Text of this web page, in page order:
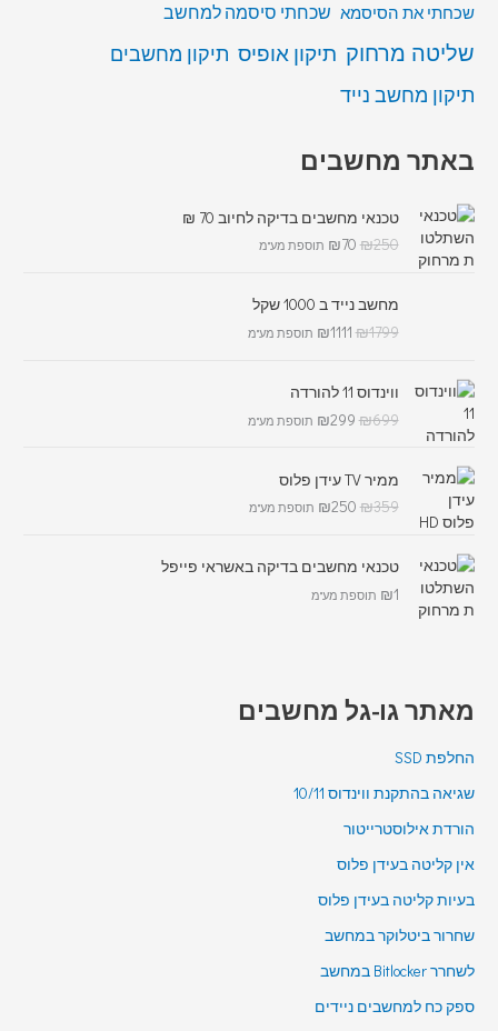
שכחתי את הסיסמא שכחתי סיסמה למחשב
שליטה מרחוק תיקון אופיס תיקון מחשבים
תיקון מחשב נייד
באתר מחשבים
טכנאי מחשבים בדיקה לחיוב 70 ₪
₪250
₪70 תוספת מע"מ
מחשב נייד ב 1000 שקל
₪1799
₪1111 תוספת מע"מ
ווינדוס 11 להורדה
₪699
₪299 תוספת מע"מ
ממיר TV עידן פלוס
₪359
₪250 תוספת מע"מ
טכנאי מחשבים בדיקה באשראי פייפל
₪1 תוספת מע"מ
מאתר גו-גל מחשבים
החלפת SSD
שגיאה בהתקנת ווינדוס 10/11
הורדת אילוסטרייטור
אין קליטה בעידן פלוס
בעיות קליטה בעידן פלוס
שחרור ביטלוקר במחשב
לשחרר Bitlocker במחשב
ספק כח למחשבים ניידים